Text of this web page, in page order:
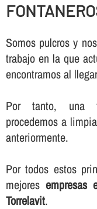
Somos pulcros y
trabajo en la que
encontramos al
Por tanto, una
procedemos a
anteriormente.
Por todos estos
mejoresempresas
Torrelavit.